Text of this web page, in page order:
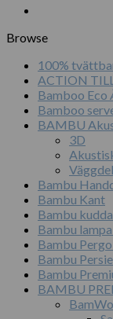
Browse
100%
ACTION
Bamboo Eco
Bamboo
BAMBU
3D
Bambu
Bambu Kant
Bambu
Bambu
Bambu
Bambu
Bambu
BAMBU